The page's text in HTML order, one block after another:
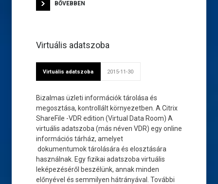
BŐVEBBEN
Virtuális adatszoba
Virtuális adatszoba 2015-11-30
Bizalmas üzleti információk tárolása és
megosztása, kontrollált környezetben. A Citrix
ShareFile -VDR edition (Virtual Data Room) A
virtuális adatszoba (más néven VDR) egy online
információs tárház, amelyet
dokumentumok tárolására és elosztására
használnak. Egy fizikai adatszoba virtuális
leképezéséről beszélünk, annak minden
előnyével és semmilyen hátrányával. További